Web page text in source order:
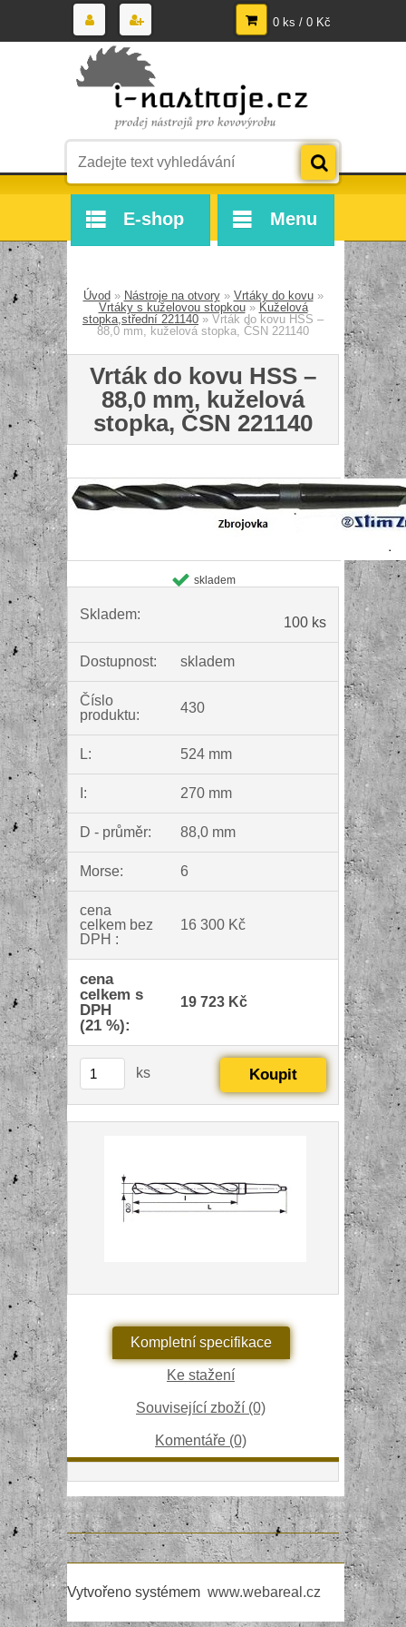
0 ks / 0 Kč
E-shop Menu
Úvod » Nástroje na otvory » Vrtáky do kovu »
Vrtáky s kuželovou stopkou » Kuželová
stopka,střední 221140 » Vrták do kovu HSS –
88,0 mm, kuželová stopka, ČSN 221140
Vrták do kovu HSS –
88,0 mm, kuželová
stopka, ČSN 221140
skladem
Skladem:
100 ks
Dostupnost: skladem
Číslo
produktu:
430
L: 524 mm
I: 270 mm
D - průměr: 88,0 mm
Morse: 6
cena
celkem bez
DPH :
16 300 Kč
cena
celkem s
DPH
(21 %):
19 723 Kč
ks
Kompletní specifikace
Ke stažení
Související zboží (0)
Komentáře (0)
Vytvořeno systémem www.webareal.cz